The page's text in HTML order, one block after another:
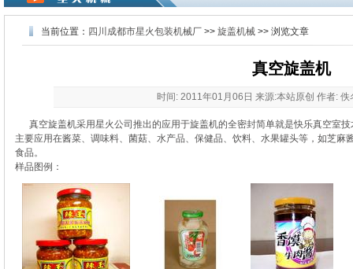
当前位置： 四川成都市星火包装机械厂 >> 旋盖机械 >> 浏览文章
真空旋盖机
时间: 2011年01月06日 来源:本站原创 作者:
真空旋盖机采用星火公司推出的应用于旋盖机的全密封简单就是快乐真空室技
主要应用在酱菜、调味料、菌菇、水产品、保健品、饮料、水果罐头等，如芝
食品。
样品图例：